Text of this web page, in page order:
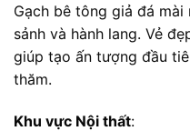
Gạch bê tông giả đá
sảnh và hành lang. Vẻ
giúp tạo ấn tượng đầu
thăm.
Khu vực Nội thất: